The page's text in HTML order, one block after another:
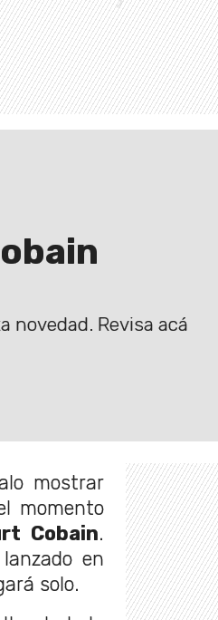
novedad. Revisa acá
mostrar
momento
Cobain.
en
solo.